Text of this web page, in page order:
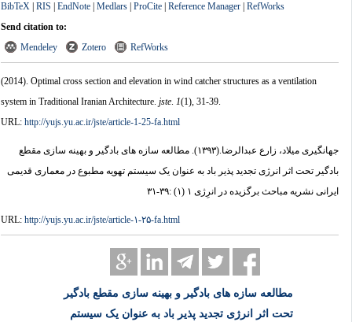
BibTeX|RIS|EndNote|Medlars|ProCite|Reference Manager|RefWorks
Send citation to:
Mendeley
Zotero RefWorks
(2014).Optimal cross section and elevation in wind catcher structures as a ventilation
system in Traditional Iranian Architecture.jste.1(1), 31-39.
URL:http://yujs.yu.ac.ir/jste/article-1-25-fa.html
جهانگیری میلاد، زارع عبدالرضا.(۱۳۹۳).
مطالعه سازه های بادگیر و بهینه سازی مقطع
بادگیر تحت اثر انرژی تجدید پذیر باد به عنوان یک سیستم تهویه مطبوع در معماری قدیمی
ایرانی نشریه مباحث برگزیده در انرِژی ۱ (۱) :۳۹-۳۱
URL:http://yujs.yu.ac.ir/jste/article-۱-۲۵-fa.html
مطالعه سازه های بادگیر و بهینه سازی مقطع بادگیر
تحت اثر انرژی تجدید پذیر باد به عنوان یک سیستم